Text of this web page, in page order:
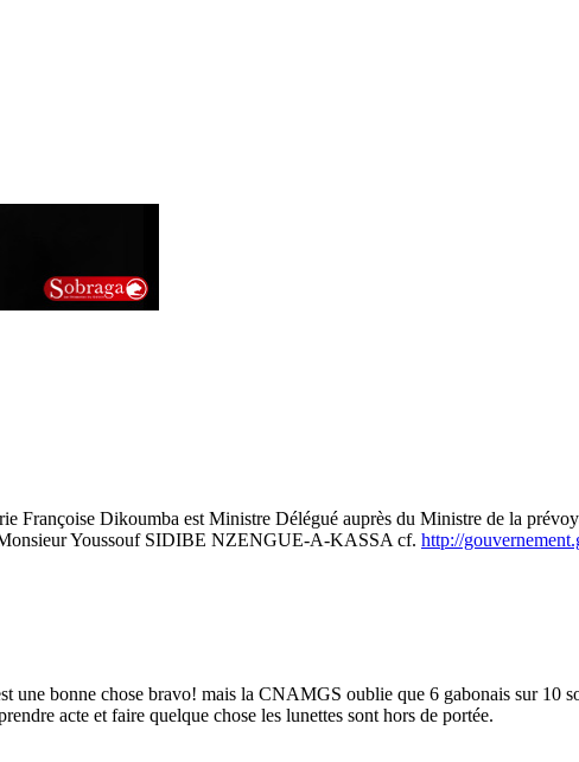
Françoise Dikoumba est Ministre Délégué auprès du Ministre de la
Monsieur Youssouf SIDIBE NZENGUE-A-KASSA cf. http://
une bonne chose bravo! mais la CNAMGS oublie que 6 gabonais sur 10
acte et faire quelque chose les lunettes sont hors de portée.